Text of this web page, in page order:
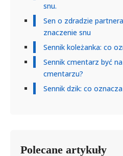
snu.
Sen o zdradzie
znaczenie snu
Sennik koleżanka: co
Sennik cmentarz być
cmentarzu?
Sennik dzik: co
Polecane artykuły